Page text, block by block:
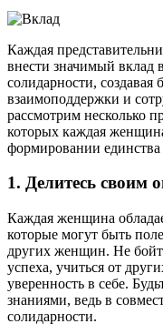
Каждая
внести значимый вклад
солидарности,
взаимоподдержки и
рассмотрим несколько
которых каждая
формировании
1. Делитесь своим
Каждая женщина
которые могут быть
других женщин. Не
успеха, учиться от
уверенность в себе.
знаниями, ведь в
солидарности.